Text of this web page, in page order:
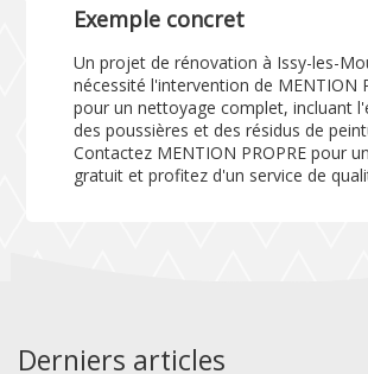
Exemple concret
Un projet de rénovation à Issy-les-
nécessité l'intervention de MENTION
pour un nettoyage complet, incluant
des poussières et des résidus de
Contactez MENTION PROPRE pour
gratuit et profitez d'un service de
Derniers articles